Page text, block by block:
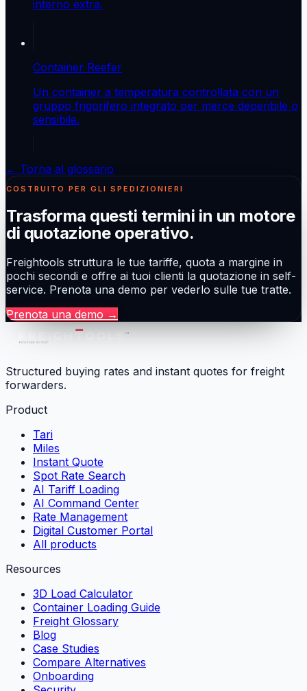
interno extra.
Container Reefer
Un container a temperatura controllata con un
gruppo frigorifero integrato per merce deperibile o
sensibile.
← Torna al glossario
COSTRUITO PER GLI SPEDIZIONIERI
Trasforma questi termini in un motore
di quotazione operativo.
Freightools struttura le tue tariffe, quota a margine in
pochi secondi e offre ai tuoi clienti la quotazione in self-
service. Prenota una demo per vederlo sulle tue tratte.
Prenota una demo →
Structured buying rates and instant quotes for freight
forwarders.
Product
Tari
Miles
Instant Quote
Spot Rate Search
AI Tariff Loading
AI Command Center
Rate Management
Digital Customer Portal
All products
Resources
3D Load Calculator
Container Loading Guide
Freight Glossary
Blog
Case Studies
Compare Alternatives
Onboarding